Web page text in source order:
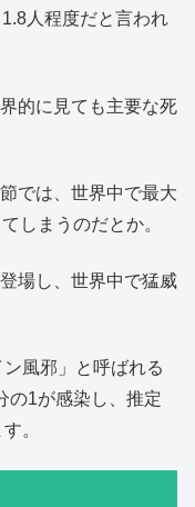
人程度だと言われ
的に見ても主要な死
では、世界中で最大
しまうのだとか。
場し、世界中で猛威
風邪」と呼ばれる
の1が感染し、推定
。